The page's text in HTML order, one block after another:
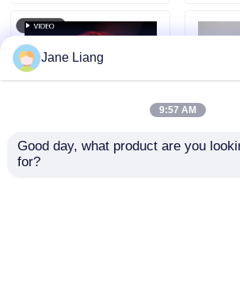
Jane Liang
9:57 AM
Good day, what product are you
for?